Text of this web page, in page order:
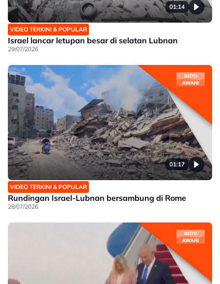
01:14
VIDEO TERKINI & POPULAR
Israel lancar letupan besar di selatan Lubnan
29/07/2026
01:17
VIDEO TERKINI & POPULAR
Rundingan Israel-Lubnan bersambung di Rome
28/07/2026